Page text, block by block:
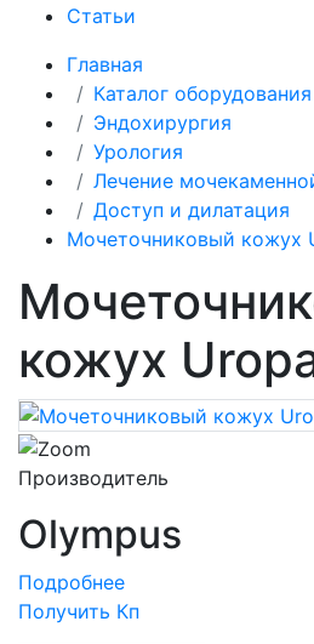
Статьи
Главная
Каталог оборудования
Эндохирургия
Урология
Лечение
Доступ и дилатация
Мочеточниковый кожух
кожух
Производитель
Olympus
Подробнее
Получить Кп